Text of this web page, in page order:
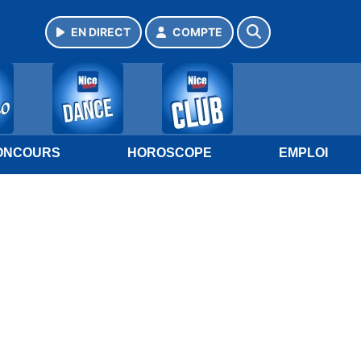
EN DIRECT COMPTE
HOROSCOPE EMPLOI